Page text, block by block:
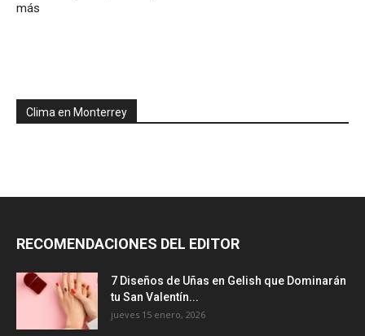
más
Clima en Monterrey
RECOMENDACIONES DEL EDITOR
7 Diseños de Uñas en Gelish que Dominarán
tu San Valentín...
jueves 15 enero, 2026